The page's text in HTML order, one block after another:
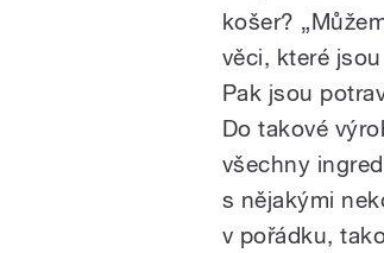
košer?
věci, které
Pak jsou
Do takové
všechny
s nějakými
v pořádku,